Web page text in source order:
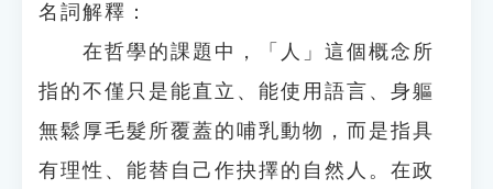
名詞解釋：
在哲學的課題中，「人」這個概念所
指的不僅只是能直立、能使用語言、身軀
無鬆厚毛髮所覆蓋的哺乳動物，而是指具
有理性、能替自己作抉擇的自然人。在政